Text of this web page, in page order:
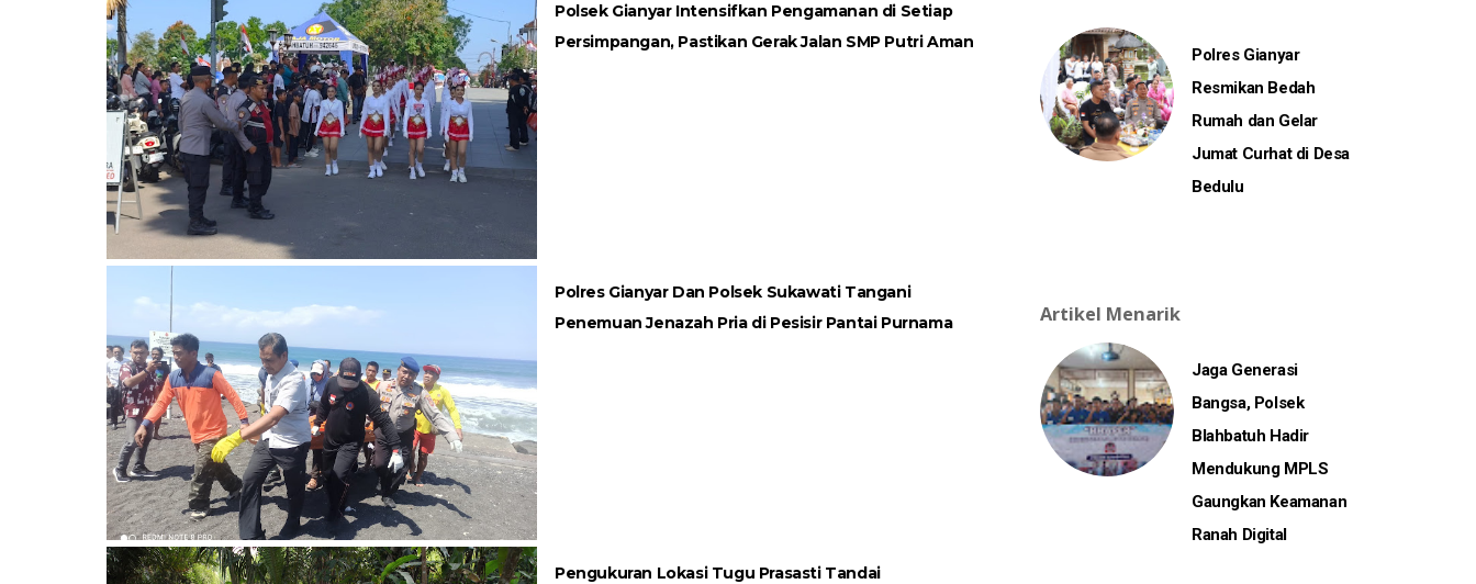
Polsek Gianyar Intensifkan Pengamanan di Setiap
Persimpangan, Pastikan Gerak Jalan SMP Putri Aman
Polres Gianyar Dan Polsek Sukawati Tangani
Penemuan Jenazah Pria di Pesisir Pantai Purnama
Pengukuran Lokasi Tugu Prasasti Tandai
Polres Gianyar
Resmikan Bedah
Rumah dan Gelar
Jumat Curhat di Desa
Bedulu
Artikel Menarik
Jaga Generasi
Bangsa, Polsek
Blahbatuh Hadir
Mendukung MPLS
Gaungkan Keamanan
Ranah Digital